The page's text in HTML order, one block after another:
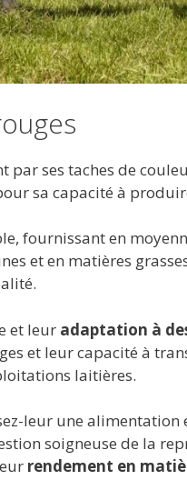
ses taches de
sa capacité à
fournissant en
et en matières
et leur adaptation à
et leur capacité à
laitières.
leur une alimentation
soigneuse de la
rendement en